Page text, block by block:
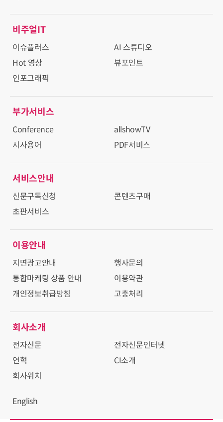
비주얼IT
이슈플러스
AI 스튜디오
Hot 영상
뷰포인트
인포그래픽
부가서비스
Conference
allshowTV
시사용어
PDF서비스
서비스안내
신문구독신청
콘텐츠구매
초판서비스
이용안내
지면광고안내
행사문의
통합마케팅 상품 안내
이용약관
개인정보취급방침
고충처리
회사소개
전자신문
전자신문인터넷
연혁
CI소개
회사위치
English